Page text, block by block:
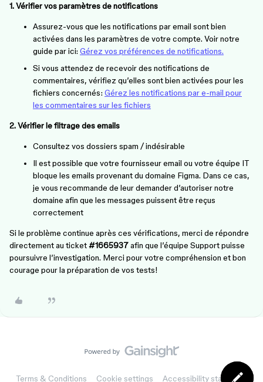
1. Vérifier vos paramètres de notifications
Assurez-vous que les notifications par email sont bien
activées dans les paramètres de votre compte. Voir notre
guide par ici: Gérez vos préférences de notifications.
Si vous attendez de recevoir des notifications de
commentaires, vérifiez qu’elles sont bien activées pour les
fichiers concernés: Gérez les notifications par e-mail pour
les commentaires sur les fichiers
2. Vérifier le filtrage des emails
Consultez vos dossiers spam / indésirable
Il est possible que votre fournisseur email ou votre équipe IT
bloque les emails provenant du domaine Figma. Dans ce cas,
je vous recommande de leur demander d’autoriser notre
domaine afin que les messages puissent être reçus
correctement
Si le problème continue après ces vérifications, merci de répondre
directement au ticket#1665937afin que l’équipe Support puisse
poursuivre l’investigation. Merci pour votre compréhension et bon
courage pour la préparation de vos tests!
Terms & Conditions Cookie settings Accessibility statement